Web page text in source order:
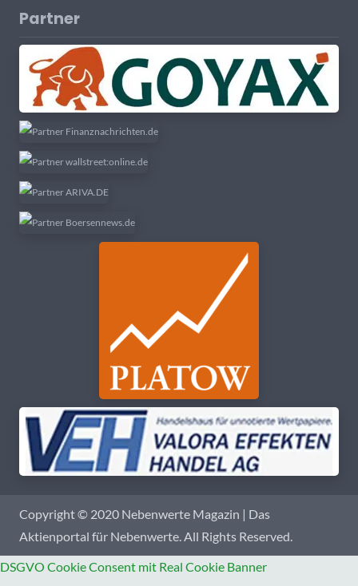
Partner
Copyright © 2020 Nebenwerte Magazin | Das
Aktienportal für Nebenwerte. All Rights Reserved.
DSGVO Cookie Consent mit Real Cookie Banner